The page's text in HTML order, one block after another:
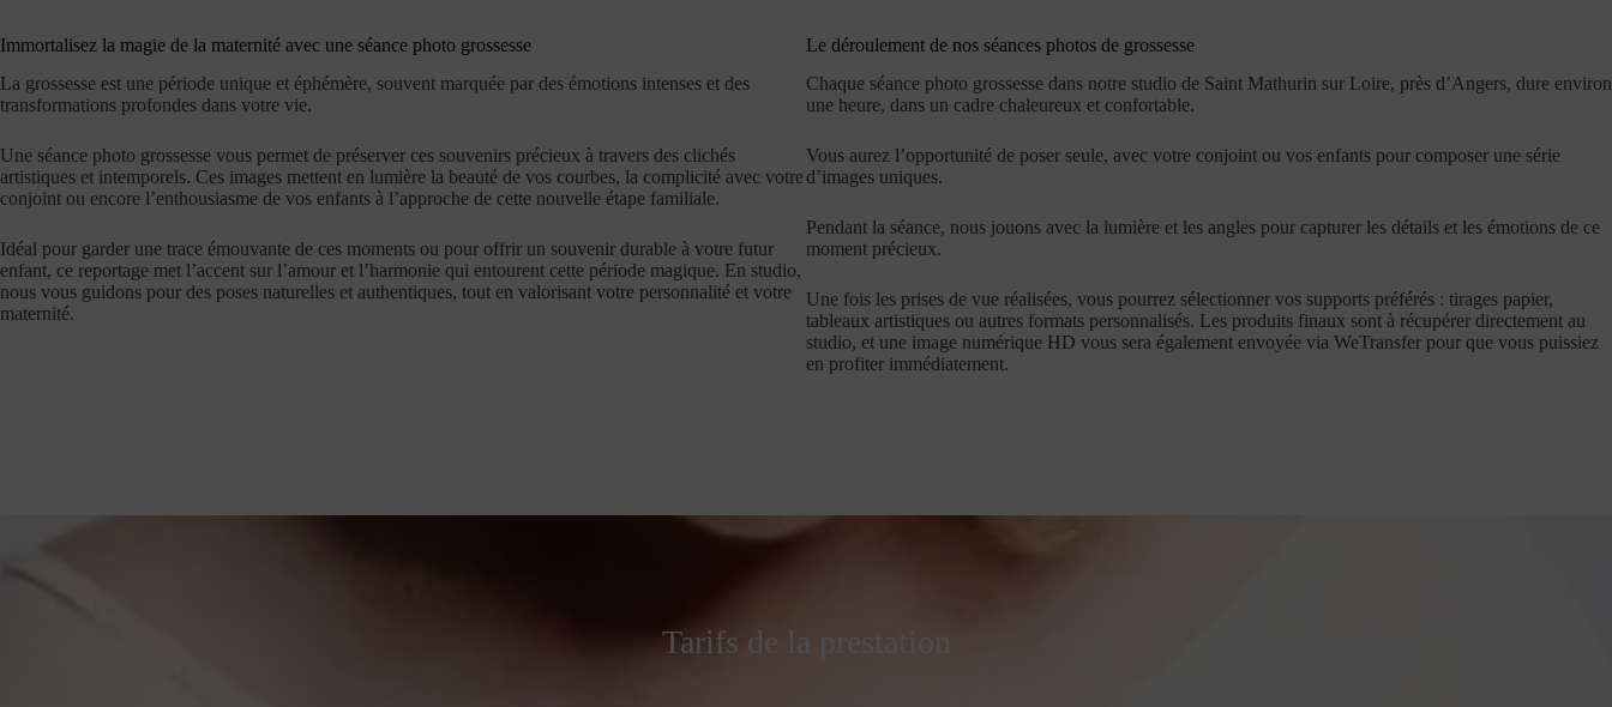
Immortalisez la magie de la maternité avec une séance photo grossesse
La grossesse est une période unique et éphémère, souvent marquée par des émotions intenses et des
transformations profondes dans votre vie.
Une séance photo grossesse vous permet de préserver ces souvenirs précieux à travers des clichés
artistiques et intemporels. Ces images mettent en lumière la beauté de vos courbes, la complicité avec votre
conjoint ou encore l’enthousiasme de vos enfants à l’approche de cette nouvelle étape familiale.
Idéal pour garder une trace émouvante de ces moments ou pour offrir un souvenir durable à votre futur
enfant, ce reportage met l’accent sur l’amour et l’harmonie qui entourent cette période magique. En studio,
nous vous guidons pour des poses naturelles et authentiques, tout en valorisant votre personnalité et votre
maternité.
Le déroulement de nos séances photos de grossesse
Chaque séance photo grossesse dans notre studio de Saint Mathurin sur Loire, près d’Angers, dure environ
une heure, dans un cadre chaleureux et confortable.
Vous aurez l’opportunité de poser seule, avec votre conjoint ou vos enfants pour composer une série
d’images uniques.
Pendant la séance, nous jouons avec la lumière et les angles pour capturer les détails et les émotions de ce
moment précieux.
Une fois les prises de vue réalisées, vous pourrez sélectionner vos supports préférés : tirages papier,
tableaux artistiques ou autres formats personnalisés. Les produits finaux sont à récupérer directement au
studio, et une image numérique HD vous sera également envoyée via WeTransfer pour que vous puissiez
en profiter immédiatement.
Tarifs de la prestation